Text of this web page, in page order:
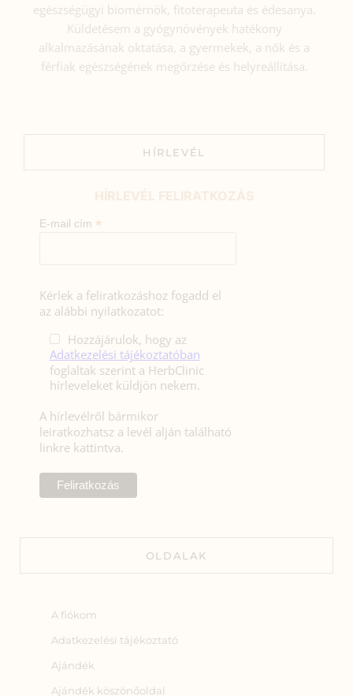
egészségügyi biomérnök, fitoterapeuta és édesanya.
Küldetésem a gyógynövények hatékony
alkalmazásának oktatása, a gyermekek, a nők és a
férfiak egészségének megőrzése és helyreállítása.
HÍRLEVÉL
E-mail cím *
Kérlek a feliratkozáshoz fogadd el
az alábbi nyilatkozatot:
Hozzájárulok, hogy az
Adatkezelési tájékoztatóban
foglaltak szerint a HerbClinic
hírleveleket küldjön nekem.
A hírlevélről bármikor
leiratkozhatsz a levél alján található
linkre kattintva.
OLDALAK
A fiókom
Adatkezelési tájékoztató
Ajándék
Ajándék köszönőoldal